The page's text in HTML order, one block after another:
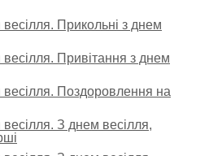
Прикольні з днем
Привітання з днем
весілля. Поздоровлення на
З днем весілля,